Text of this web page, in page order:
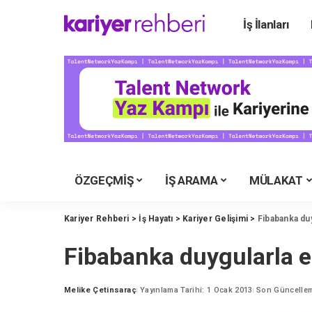
İş İlanları
ÖZGEÇMİŞ İŞ ARAMA MÜLAKAT
Kariyer Rehberi > İş Hayatı > Kariyer Gelişimi > Fibabanka
Fibabanka duygularla
Posted
Melike Çetinsaraç Yayınlama Tarihi: 1 Ocak 2013 Son